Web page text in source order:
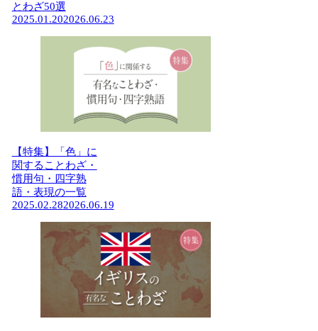
とわざ50選
2025.01.202026.06.23
【特集】「色」に
関することわざ・
慣用句・四字熟
語・表現の一覧
2025.02.282026.06.19